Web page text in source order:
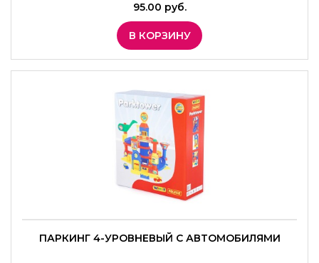
95.00 руб.
В КОРЗИНУ
ПАРКИНГ 4-УРОВНЕВЫЙ С АВТОМОБИЛЯМИ